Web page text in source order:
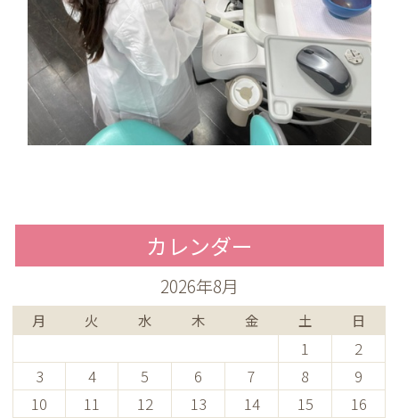
カレンダー
2026年8月
月 火 水 木 金 土 日
1
2
3
4 5 6 7 8
9
10
11 12 13 14 15
16